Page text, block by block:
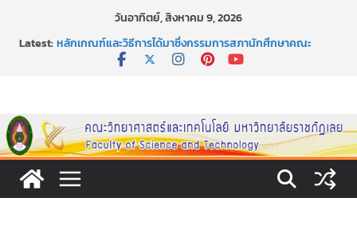
วันอาทิตย์, สิงหาคม 9, 2026
Latest:หลักเกณฑ์และวิธีการได้มาซึ่งกรรมการสภานักศึกษาคณะ
วิทยาศาสตร์และเทคโนโลยี ภาคปกติ ประจำปีการศึกษา 2569
เหล้า” ประจำปี พ.ศ. 2569
ประกาศสัปดาห์วิทยาศาสตร์แห่งชาติ ประจำปี 2569
กิจกรรมการให้บริการคำปรึกษาและการมีส่วนร่วมในการดำเนิน
งานของคณะวิทยาศาสตร์และเทคโนโลยี